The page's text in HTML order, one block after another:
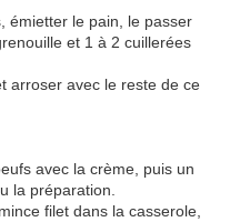
émietter le pain, le passer
et 1 à 2 cuillerées
arroser avec le reste de ce
avec la crème, puis un
la préparation.
filet dans la casserole,